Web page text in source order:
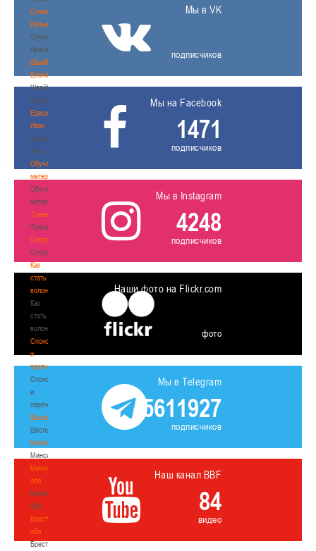
Сумникова
Ирина
Сумникова
Ирина
Швайбович
Елена
Швайбович
Елена
Едешко
Иван
Едешко
Иван
Обучающие
материалы
Обучающие
материалы
Тренерам
Тренерам
Сотрудничество
Сотрудничество
Как
стать
волонтером
Как
стать
волонтером
Спонсоры
и
партнеры
Спонсоры
и
партнеры
Школы
Школы
Минск
Минск
Минская
обл
Минская
обл
Брестская
обл
Брестская
Мы в VK
подписчиков
Мы на Facebook
1471
подписчиков
Мы в Instagram
4248
подписчиков
Наши фото на Flickr.com
фото
Мы в Telegram
5611927
подписчиков
Наш канал BBF
84
видео